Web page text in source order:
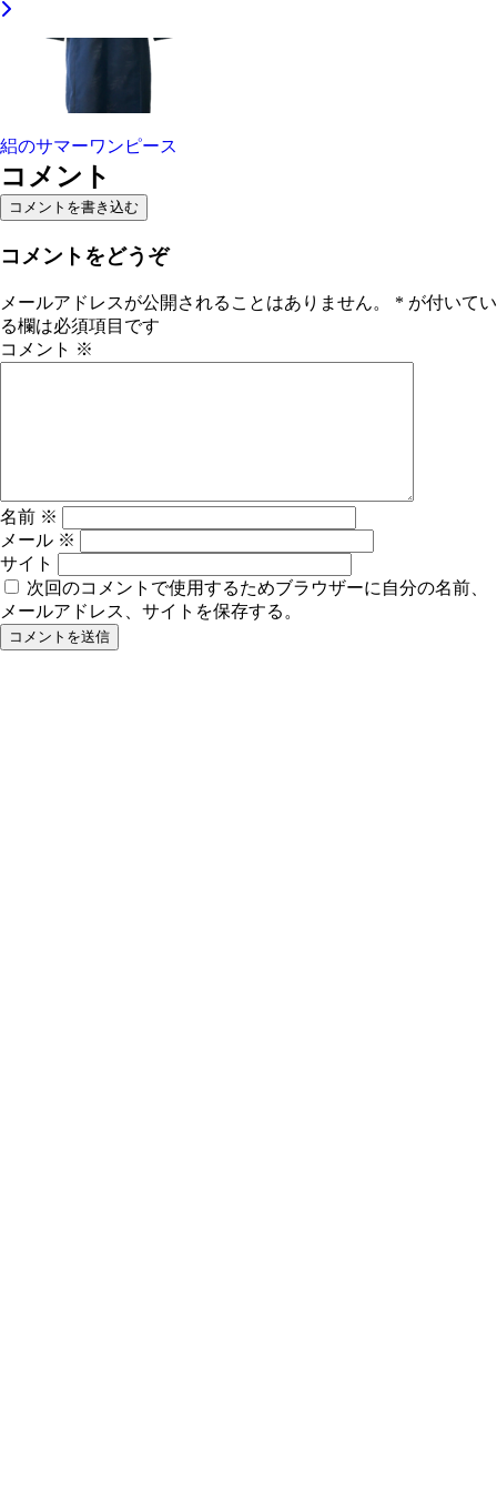
絽のサマーワンピース
コメント
コメントを書き込む
コメントをどうぞ
メールアドレスが公開されることはありません。 * が付いてい
る欄は必須項目です
コメント ※
名前 ※
メール ※
サイト
次回のコメントで使用するためブラウザーに自分の名前、
メールアドレス、サイトを保存する。